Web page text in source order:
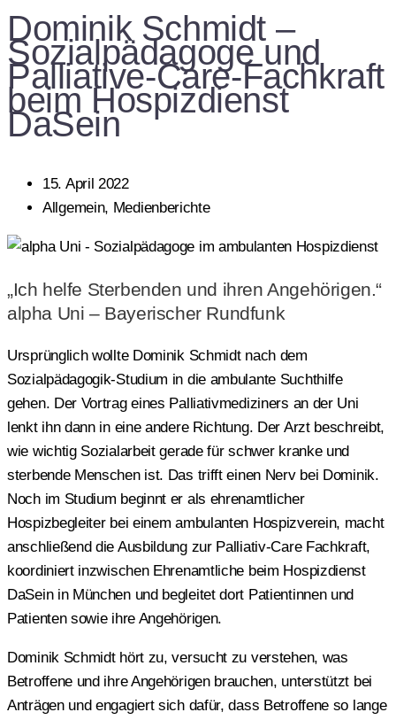
Dominik Schmidt –
Sozialpädagoge und
Palliative-Care-Fachkraft
beim Hospizdienst
DaSein
15. April 2022
Allgemein, Medienberichte
„Ich helfe Sterbenden und ihren Angehörigen.“
alpha Uni – Bayerischer Rundfunk
Ursprünglich wollte Dominik Schmidt nach dem
Sozialpädagogik-Studium in die ambulante Suchthilfe
gehen. Der Vortrag eines Palliativmediziners an der Uni
lenkt ihn dann in eine andere Richtung. Der Arzt beschreibt,
wie wichtig Sozialarbeit gerade für schwer kranke und
sterbende Menschen ist. Das trifft einen Nerv bei Dominik.
Noch im Studium beginnt er als ehrenamtlicher
Hospizbegleiter bei einem ambulanten Hospizverein, macht
anschließend die Ausbildung zur Palliativ-Care Fachkraft,
koordiniert inzwischen Ehrenamtliche beim Hospizdienst
DaSein in München und begleitet dort Patientinnen und
Patienten sowie ihre Angehörigen.
Dominik Schmidt hört zu, versucht zu verstehen, was
Betroffene und ihre Angehörigen brauchen, unterstützt bei
Anträgen und engagiert sich dafür, dass Betroffene so lange